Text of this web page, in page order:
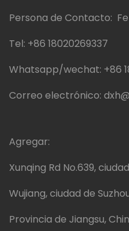
Persona de Contacto:
Tel: +86 18020269337
Whatsapp/wechat: +86
Correo electrónico:
Agregar:
Xunqing Rd No.639,
Wujiang, ciudad de
Provincia de Jiangsu,